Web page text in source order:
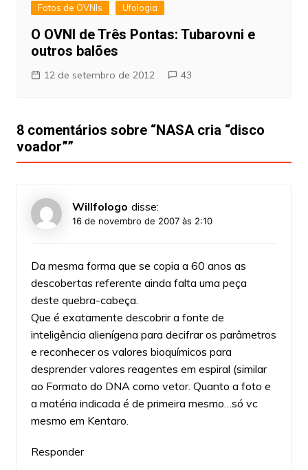
Fotos de OVNIs Ufologia
O OVNI de Três Pontas: Tubarovni e
outros balões
12 de setembro de 2012 43
8 comentários sobre “NASA cria “disco
voador””
Willfologo disse:
16 de novembro de 2007 às 2:10
Da mesma forma que se copia a 60 anos as
descobertas referente ainda falta uma peça
deste quebra-cabeça.
Que é exatamente descobrir a fonte de
inteligência alienígena para decifrar os parâmetros
e reconhecer os valores bioquímicos para
desprender valores reagentes em espiral (similar
ao Formato do DNA como vetor. Quanto a foto e
a matéria indicada é de primeira mesmo…só vc
mesmo em Kentaro.
Responder